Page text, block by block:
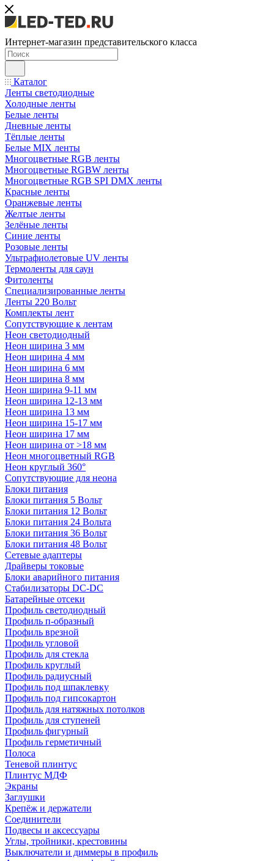
Интернет-магазин представительского класса
Каталог
Ленты светодиодные
Холодные ленты
Белые ленты
Дневные ленты
Тёплые ленты
Белые MIX ленты
Многоцветные RGB ленты
Многоцветные RGBW ленты
Многоцветные RGB SPI DMX ленты
Красные ленты
Оранжевые ленты
Желтые ленты
Зелёные ленты
Синие ленты
Розовые ленты
Ультрафиолетовые UV ленты
Термоленты для саун
Фитоленты
Специализированные ленты
Ленты 220 Вольт
Комплекты лент
Сопутствующие к лентам
Неон светодиодный
Неон ширина 3 мм
Неон ширина 4 мм
Неон ширина 6 мм
Неон ширина 8 мм
Неон ширина 9-11 мм
Неон ширина 12-13 мм
Неон ширина 13 мм
Неон ширина 15-17 мм
Неон ширина 17 мм
Неон ширина от >18 мм
Неон многоцветный RGB
Неон круглый 360°
Сопутствующие для неона
Блоки питания
Блоки питания 5 Вольт
Блоки питания 12 Вольт
Блоки питания 24 Вольта
Блоки питания 36 Вольт
Блоки питания 48 Вольт
Сетевые адаптеры
Драйверы токовые
Блоки аварийного питания
Стабилизаторы DC-DC
Батарейные отсеки
Профиль светодиодный
Профиль п-образный
Профиль врезной
Профиль угловой
Профиль для стекла
Профиль круглый
Профиль радиусный
Профиль под шпаклевку
Профиль под гипсокартон
Профиль для натяжных потолков
Профиль для ступеней
Профиль фигурный
Профиль герметичный
Полоса
Теневой плинтус
Плинтус МДФ
Экраны
Заглушки
Крепёж и держатели
Соединители
Подвесы и аксессуары
Углы, тройники, крестовины
Выключатели и диммеры в профиль